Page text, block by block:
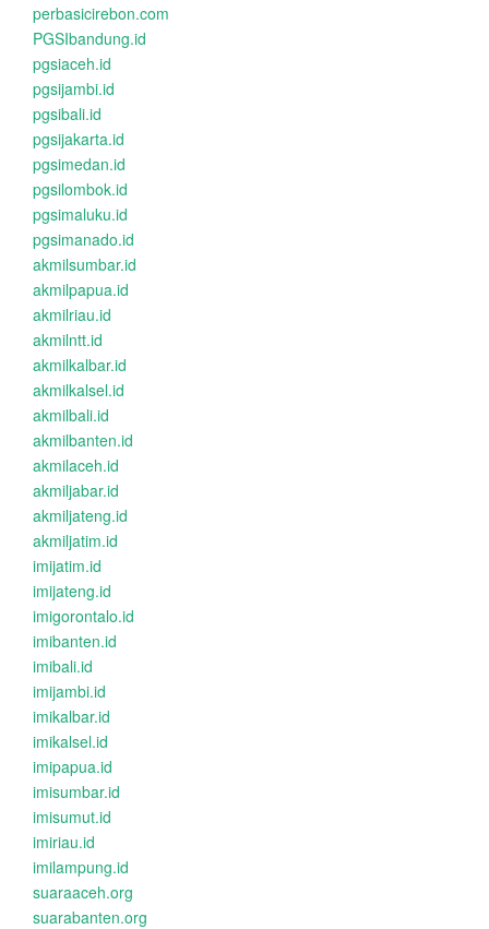
perbasicirebon.com
PGSIbandung.id
pgsiaceh.id
pgsijambi.id
pgsibali.id
pgsijakarta.id
pgsimedan.id
pgsilombok.id
pgsimaluku.id
pgsimanado.id
akmilsumbar.id
akmilpapua.id
akmilriau.id
akmilntt.id
akmilkalbar.id
akmilkalsel.id
akmilbali.id
akmilbanten.id
akmilaceh.id
akmiljabar.id
akmiljateng.id
akmiljatim.id
imijatim.id
imijateng.id
imigorontalo.id
imibanten.id
imibali.id
imijambi.id
imikalbar.id
imikalsel.id
imipapua.id
imisumbar.id
imisumut.id
imiriau.id
imilampung.id
suaraaceh.org
suarabanten.org